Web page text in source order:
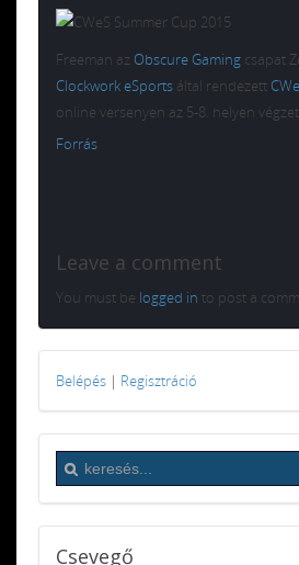
Freeman az Obscure Gaming csapat
Clockwork eSports által rendezett
online versenyen az 5-8. helyen
Forrás
Leave a comment
You must be logged in to post a
Belépés | Regisztráció
Csevegő